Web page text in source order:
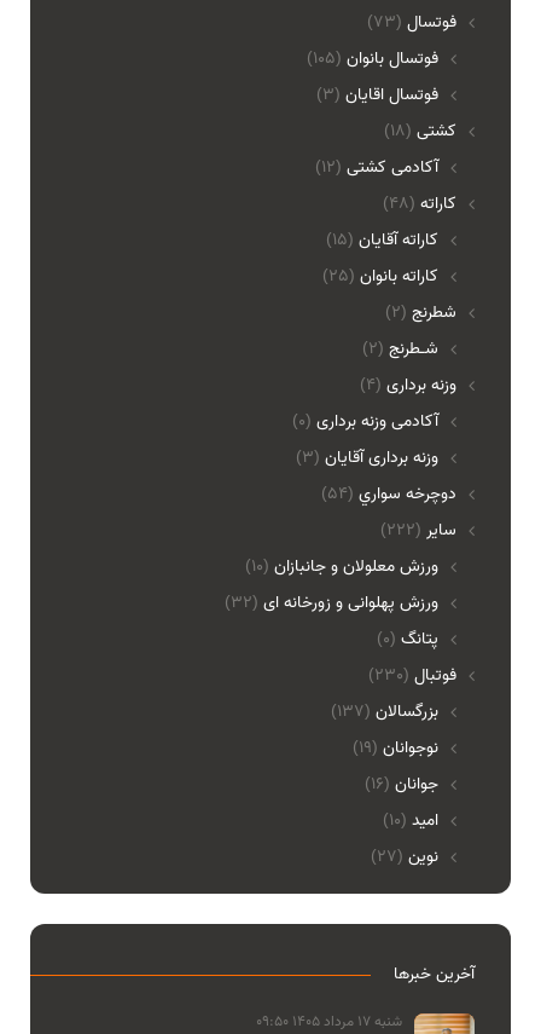
(73) فوتسال
فوتسال بانوان (105)
فوتسال اقايان (3)
(18) کشتی
آکادمی کشتی (12)
(48) کاراته
کاراته آقایان (15)
کاراته بانوان (25)
(2) شطرنج
شـطرنج (2)
(4) وزنه برداری
آکادمی وزنه برداری (0)
وزنه برداری آقایان (3)
(54) دوچرخه سواري
(222) ساير
ورزش معلولان و جانبازان (10)
ورزش پهلوانی و زورخانه ای (32)
پتانگ (0)
(230) فوتبال
بزرگسالان (137)
نوجوانان (19)
جوانان (16)
امید (10)
نوین (27)
آخرین خبرها
شنبه 17 مرداد 1405 09:50